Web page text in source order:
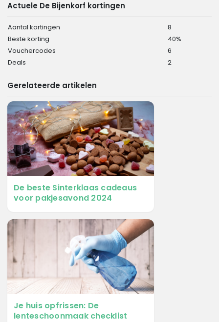
Actuele De Bijenkorf kortingen
Aantal kortingen
8
Beste korting
40%
Vouchercodes
6
Deals
2
Gerelateerde artikelen
De beste Sinterklaas cadeaus
voor pakjesavond 2024
Je huis opfrissen: De
lenteschoonmaak checklist